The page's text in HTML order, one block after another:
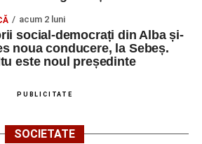
de aer într-un bombardament
psihologic.”
gândul că educația și nu numai are
Marinela)
acum 2 luni
social-democrați din Alba și-
noua conducere, la Sebeș.
este noul președinte
PUBLICITATE
SOCIETATE